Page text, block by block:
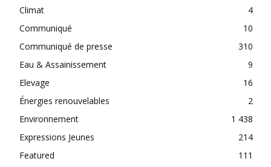
Climat
4
Communiqué
10
Communiqué de presse
310
Eau & Assainissement
9
Elevage
16
Énergies renouvelables
2
Environnement
1 438
Expressions Jeunes
214
Featured
111